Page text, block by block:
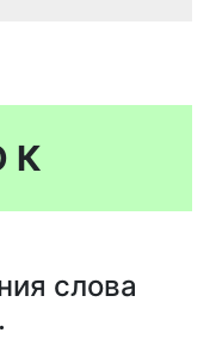
слова